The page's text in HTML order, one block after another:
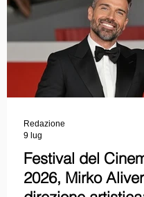
Festival del
2026, Mirko
Redazione
9 lug